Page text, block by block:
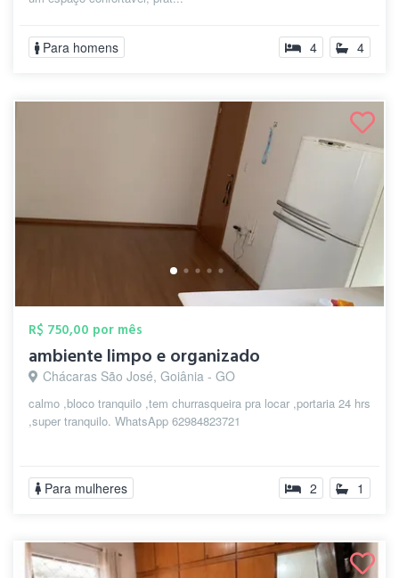
Para homens 4 4
R$ 750,00 por mês
ambiente limpo e organizado
Chácaras São José, Goiânia - GO
calmo ,bloco tranquilo ,tem churrasqueira pra locar ,portaria 24 hrs
,super tranquilo. WhatsApp 62984823721
Para mulheres 2 1